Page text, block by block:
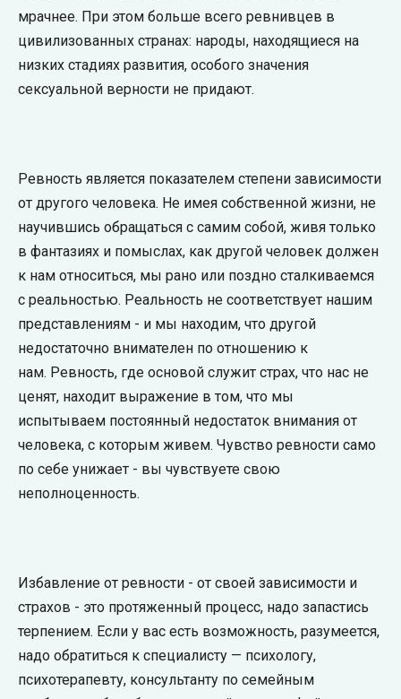
мрачнее. При этом больше всего ревнивцев в
цивилизованных странах: народы, находящиеся на
низких стадиях развития, особого значения
сексуальной верности не придают.
Ревность является показателем степени зависимости
от другого человека. Не имея собственной жизни, не
научившись обращаться с самим собой, живя только
в фантазиях и помыслах, как другой человек должен
к нам относиться, мы рано или поздно сталкиваемся
с реальностью. Реальность не соответствует нашим
представлениям - и мы находим, что другой
недостаточно внимателен по отношению к
нам. Ревность, где основой служит страх, что нас не
ценят, находит выражение в том, что мы
испытываем постоянный недостаток внимания от
человека, с которым живем. Чувство ревности само
по себе унижает - вы чувствуете свою
неполноценность.
Избавление от ревности - от своей зависимости и
страхов - это протяженный процесс, надо запастись
терпением. Если у вас есть возможность, разумеется,
надо обратиться к специалисту — психологу,
психотерапевту, консультанту по семейным